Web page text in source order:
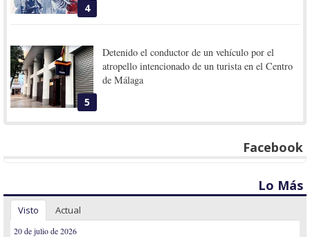
4
5
Detenido el conductor de un vehículo por el
atropello intencionado de un turista en el Centro
de Málaga
Facebook
Lo Más
Visto Actual
20 de julio de 2026